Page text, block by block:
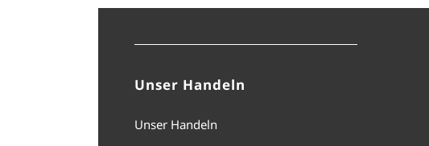
Unser Handeln
Unser Handeln